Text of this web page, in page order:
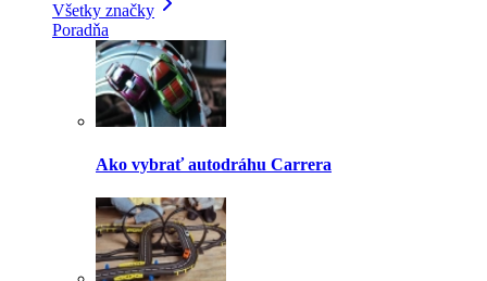
Všetky značky
Poradňa
Ako vybrať autodráhu Carrera